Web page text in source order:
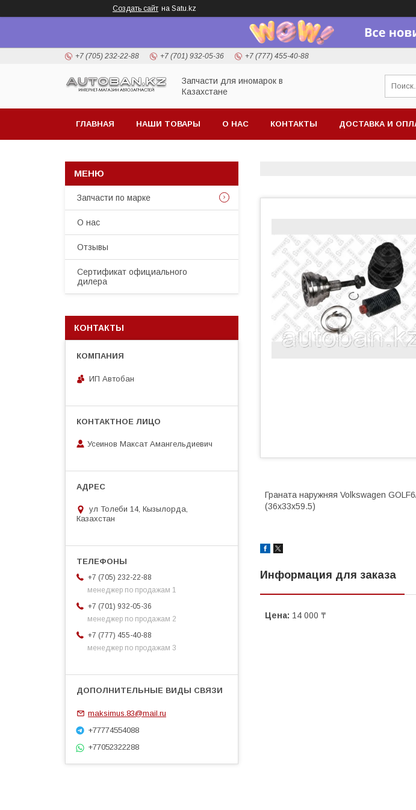
Создать сайт на Satu.kz
+7 (705) 232-22-88 +7 (701) 932-05-36 +7 (777) 455-40-88
Запчасти для иномарок в
Казахстане
ГЛАВНАЯ НАШИ ТОВАРЫ О НАС КОНТАКТЫ ДОСТАВКА И
Граната наружняя Volkswagen
(36x33x59.5)
Информация для заказа
Цена: 14 000 ₸
Запчасти по марке
О нас
Отзывы
Сертификат официального
дилера
КОНТАКТЫ
ИП Автобан
Усеинов Максат Амангельдиевич
ул Толеби 14, Кызылорда,
Казахстан
+7 (705) 232-22-88
менеджер по продажам 1
+7 (701) 932-05-36
менеджер по продажам 2
+7 (777) 455-40-88
менеджер по продажам 3
maksimus.83@mail.ru
+77774554088
+77052322288